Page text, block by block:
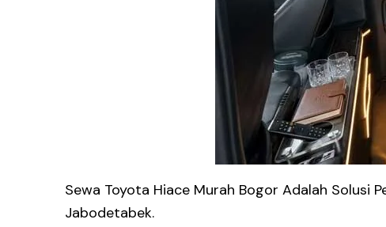
Sewa Toyota Hiace Murah Bogor Adalah Solusi
Jabodetabek.